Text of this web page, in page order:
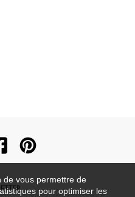
de vous permettre de
pour optimiser les